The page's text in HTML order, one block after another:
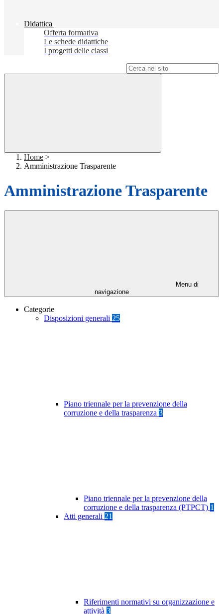
Didattica
Offerta formativa
Le schede didattiche
I progetti delle classi
Home >
Amministrazione Trasparente
Amministrazione Trasparente
Menu di
navigazione
Categorie
Disposizioni generali 25
Piano triennale per la prevenzione della
corruzione e della trasparenza 3
Piano triennale per la prevenzione della
corruzione e della trasparenza (PTPCT) 1
Atti generali 21
Riferimenti normativi su organizzazione e
attività 3